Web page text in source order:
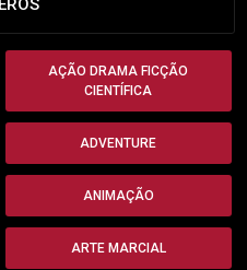
AÇÃO DRAMA FICÇÃO
CIENTÍFICA
ADVENTURE
ANIMAÇÃO
ARTE MARCIAL